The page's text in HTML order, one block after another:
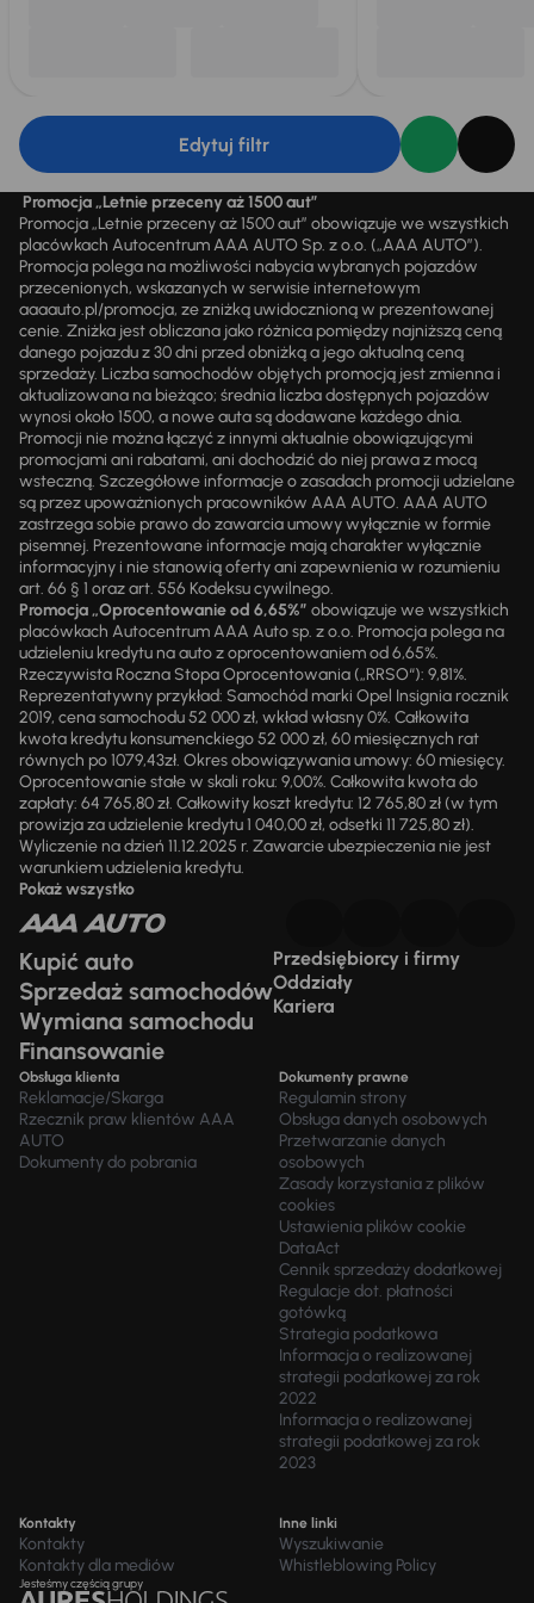
Edytuj filtr
Promocja „Letnie przeceny aż 1500 aut”
Promocja „Letnie przeceny aż 1500 aut” obowiązuje we wszystkich
placówkach Autocentrum AAA AUTO Sp. z o.o. („AAA AUTO”).
Promocja polega na możliwości nabycia wybranych pojazdów
przecenionych, wskazanych w serwisie internetowym
aaaauto.pl/promocja, ze zniżką uwidocznioną w prezentowanej
cenie. Zniżka jest obliczana jako różnica pomiędzy najniższą ceną
danego pojazdu z 30 dni przed obniżką a jego aktualną ceną
sprzedaży. Liczba samochodów objętych promocją jest zmienna i
aktualizowana na bieżąco; średnia liczba dostępnych pojazdów
wynosi około 1500, a nowe auta są dodawane każdego dnia.
Promocji nie można łączyć z innymi aktualnie obowiązującymi
promocjami ani rabatami, ani dochodzić do niej prawa z mocą
wsteczną. Szczegółowe informacje o zasadach promocji udzielane
są przez upoważnionych pracowników AAA AUTO. AAA AUTO
zastrzega sobie prawo do zawarcia umowy wyłącznie w formie
pisemnej. Prezentowane informacje mają charakter wyłącznie
informacyjny i nie stanowią oferty ani zapewnienia w rozumieniu
art. 66 § 1 oraz art. 556 Kodeksu cywilnego.
Promocja „Oprocentowanie od 6,65%” obowiązuje we wszystkich
placówkach Autocentrum AAA Auto sp. z o.o. Promocja polega na
udzieleniu kredytu na auto z oprocentowaniem od 6,65%.
Rzeczywista Roczna Stopa Oprocentowania („RRSO“): 9,81%.
Reprezentatywny przykład: Samochód marki Opel Insignia rocznik
2019, cena samochodu 52 000 zł, wkład własny 0%. Całkowita
kwota kredytu konsumenckiego 52 000 zł, 60 miesięcznych rat
równych po 1079,43zł. Okres obowiązywania umowy: 60 miesięcy.
Oprocentowanie stałe w skali roku: 9,00%. Całkowita kwota do
zapłaty: 64 765,80 zł. Całkowity koszt kredytu: 12 765,80 zł (w tym
prowizja za udzielenie kredytu 1 040,00 zł, odsetki 11 725,80 zł).
Wyliczenie na dzień 11.12.2025 r. Zawarcie ubezpieczenia nie jest
warunkiem udzielenia kredytu.
Pokaż wszystko
Kupić auto
Sprzedaż samochodów
Wymiana samochodu
Finansowanie
Przedsiębiorcy i firmy
Oddziały
Kariera
Obsługa klienta
Reklamacje/Skarga
Rzecznik praw klientów AAA
AUTO
Dokumenty do pobrania
Dokumenty prawne
Regulamin strony
Obsługa danych osobowych
Przetwarzanie danych
osobowych
Zasady korzystania z plików
cookies
Ustawienia plików cookie
DataAct
Cennik sprzedaży dodatkowej
Regulacje dot. płatności
gotówką
Strategia podatkowa
Informacja o realizowanej
strategii podatkowej za rok
2022
Informacja o realizowanej
strategii podatkowej za rok
2023
Kontakty
Kontakty
Kontakty dla mediów
Inne linki
Wyszukiwanie
Whistleblowing Policy
Jesteśmy częścią grupy